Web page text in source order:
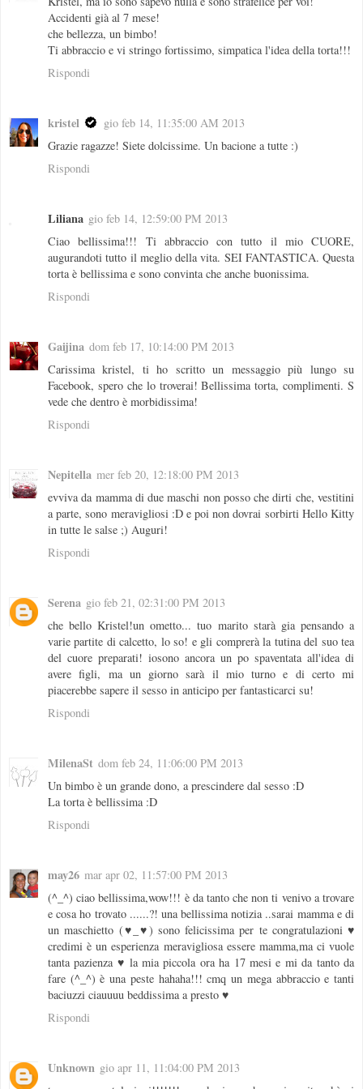
Accidenti già al 7 mese!
che bellezza, un bimbo!
Ti abbraccio e vi stringo fortissimo, simpatica l'idea della torta!!!
Rispondi
kristel
gio feb 14, 11:35:00 AM 2013
Grazie ragazze! Siete dolcissime. Un bacione a tutte :)
Rispondi
Liliana gio feb 14, 12:59:00 PM 2013
Ciao bellissima!!! Ti abbraccio con tutto il mio CUORE,
augurandoti tutto il meglio della vita. SEI FANTASTICA. Questa
torta è bellissima e sono convinta che anche buonissima.
Rispondi
Gaijina dom feb 17, 10:14:00 PM 2013
Carissima kristel, ti ho scritto un messaggio più lungo su
Facebook, spero che lo troverai! Bellissima torta, complimenti. S
vede che dentro è morbidissima!
Rispondi
Nepitella mer feb 20, 12:18:00 PM 2013
evviva da mamma di due maschi non posso che dirti che, vestitini
a parte, sono meravigliosi :D e poi non dovrai sorbirti Hello Kitty
in tutte le salse ;) Auguri!
Rispondi
Serena gio feb 21, 02:31:00 PM 2013
che bello Kristel!un ometto... tuo marito starà gia pensando a
varie partite di calcetto, lo so! e gli comprerà la tutina del suo tea
del cuore preparati! iosono ancora un po spaventata all'idea di
avere figli, ma un giorno sarà il mio turno e di certo mi
piacerebbe sapere il sesso in anticipo per fantasticarci su!
Rispondi
MilenaSt dom feb 24, 11:06:00 PM 2013
Un bimbo è un grande dono, a prescindere dal sesso :D
La torta è bellissima :D
Rispondi
may26 mar apr 02, 11:57:00 PM 2013
(^_^) ciao bellissima,wow!!! è da tanto che non ti venivo a trovare
e cosa ho trovato ......?! una bellissima notizia ..sarai mamma e di
un maschietto (♥_♥) sono felicissima per te congratulazioni ♥
credimi è un esperienza meravigliosa essere mamma,ma ci vuole
tanta pazienza ♥ la mia piccola ora ha 17 mesi e mi da tanto da
fare (^_^) è una peste hahaha!!! cmq un mega abbraccio e tanti
baciuzzi ciauuuu beddissima a presto ♥
Rispondi
Unknown gio apr 11, 11:04:00 PM 2013